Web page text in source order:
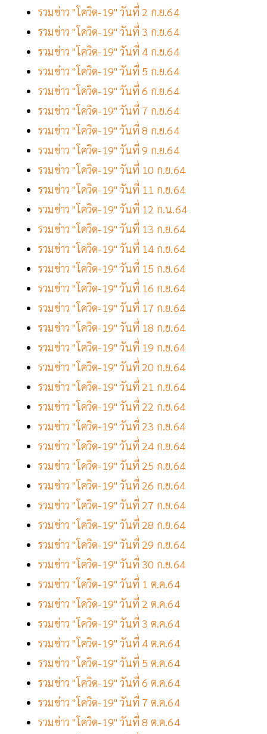
รวมข่าว "โควิด-19" วันที่ 2 ก.ย.64
รวมข่าว "โควิด-19" วันที่ 3 ก.ย.64
รวมข่าว "โควิด-19" วันที่ 4 ก.ย.64
รวมข่าว "โควิด-19" วันที่ 5 ก.ย.64
รวมข่าว "โควิด-19" วันที่ 6 ก.ย.64
รวมข่าว "โควิด-19" วันที่ 7 ก.ย.64
รวมข่าว "โควิด-19" วันที่ 8 ก.ย.64
รวมข่าว "โควิด-19" วันที่ 9 ก.ย.64
รวมข่าว "โควิด-19" วันที่ 10 ก.ย.64
รวมข่าว "โควิด-19" วันที่ 11 ก.ย.64
รวมข่าว "โควิด-19" วันที่ 12 ก.น.64
รวมข่าว "โควิด-19" วันที่ 13 ก.ย.64
รวมข่าว "โควิด-19" วันที่ 14 ก.ย.64
รวมข่าว "โควิด-19" วันที่ 15 ก.ย.64
รวมข่าว "โควิด-19" วันที่ 16 ก.ย.64
รวมข่าว "โควิด-19" วันที่ 17 ก.ย.64
รวมข่าว "โควิด-19" วันที่ 18 ก.ย.64
รวมข่าว "โควิด-19" วันที่ 19 ก.ย.64
รวมข่าว "โควิด-19" วันที่ 20 ก.ย.64
รวมข่าว "โควิด-19" วันที่ 21 ก.ย.64
รวมข่าว "โควิด-19" วันที่ 22 ก.ย.64
รวมข่าว "โควิด-19" วันที่ 23 ก.ย.64
รวมข่าว "โควิด-19" วันที่ 24 ก.ย.64
รวมข่าว "โควิด-19" วันที่ 25 ก.ย.64
รวมข่าว "โควิด-19" วันที่ 26 ก.ย.64
รวมข่าว "โควิด-19" วันที่ 27 ก.ย.64
รวมข่าว "โควิด-19" วันที่ 28 ก.ย.64
รวมข่าว "โควิด-19" วันที่ 29 ก.ย.64
รวมข่าว "โควิด-19" วันที่ 30 ก.ย.64
รวมข่าว "โควิด-19" วันที่ 1 ต.ค.64
รวมข่าว "โควิด-19" วันที่ 2 ต.ค.64
รวมข่าว "โควิด-19" วันที่ 3 ต.ค.64
รวมข่าว "โควิด-19" วันที่ 4 ต.ค.64
รวมข่าว "โควิด-19" วันที่ 5 ต.ค.64
รวมข่าว "โควิด-19" วันที่ 6 ต.ค.64
รวมข่าว "โควิด-19" วันที่ 7 ต.ค.64
รวมข่าว "โควิด-19" วันที่ 8 ต.ค.64